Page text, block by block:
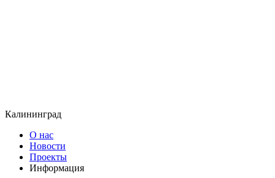
Калининград
О нас
Новости
Проекты
Информация